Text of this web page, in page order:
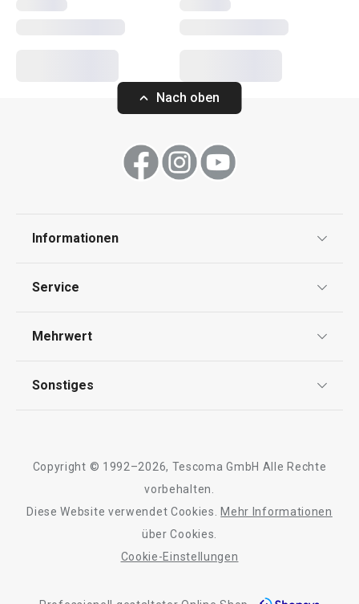
Essen
Tasse EMOTION 440 ml
9,90 €
Dessertteller
Nach oben
Informationen
Impressum
Service
Kontaktformular
Mehrwert
Qualität
Sonstiges
Barrierefreiheit
Copyright © 1992–2026, Tescoma GmbH Alle Rechte
vorbehalten.
Diese Website verwendet Cookies.
Mehr Informationen
über Cookies.
Cookie-Einstellungen